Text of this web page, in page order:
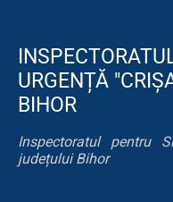
URGENȚĂ
BIHOR
Inspectoratul pentru
județului Bihor